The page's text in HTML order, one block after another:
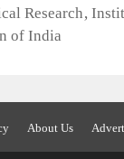
Research,
of India
About Us